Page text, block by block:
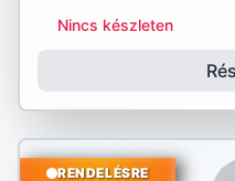
Nincs készleten
RENDELÉSRE